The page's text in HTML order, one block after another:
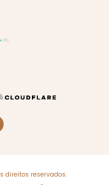
direitos reservados.